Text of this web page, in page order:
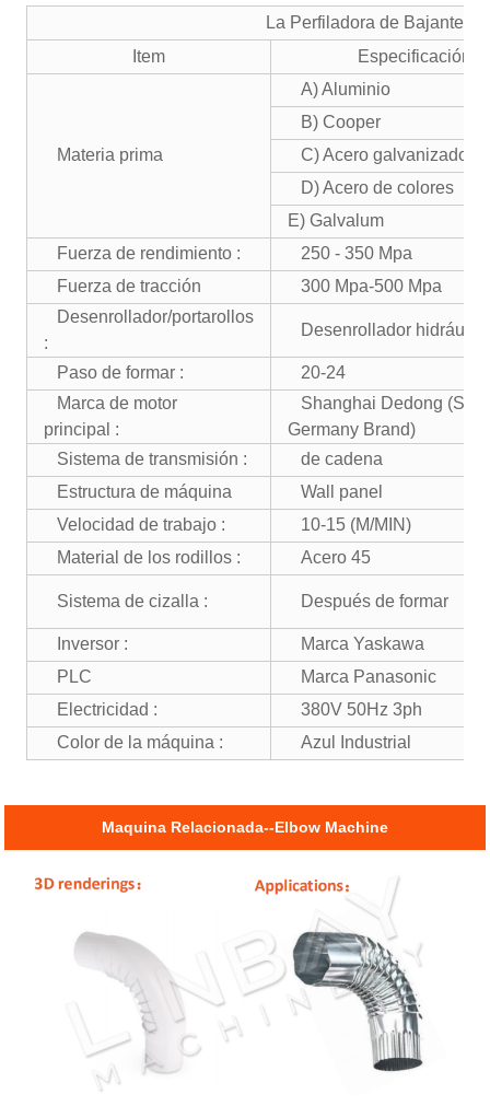
La Perfiladora de Bajante
Item
Especificación
Materia prima
A) Aluminio
B) Cooper
C) Acero galvanizado
D) Acero de colores
E) Galvalum
Fuerza de rendimiento :
250 - 350 Mpa
Fuerza de tracción
300 Mpa-500 Mpa
Desenrollador/portarollos
:
Desenrollador
Paso de formar :
20-24
Marca de motor
principal :
Shanghai Dedong
Germany Brand)
Sistema de transmisión :
de cadena
Estructura de máquina
Wall panel
Velocidad de trabajo :
10-15 (M/MIN)
Material de los rodillos :
Acero 45
Sistema de cizalla : Después de formar
Inversor :
Marca Yaskawa
PLC
Marca Panasonic
Electricidad :
380V 50Hz 3ph
Color de la máquina :
Azul Industrial
Maquina Relacionada--Elbow Machine